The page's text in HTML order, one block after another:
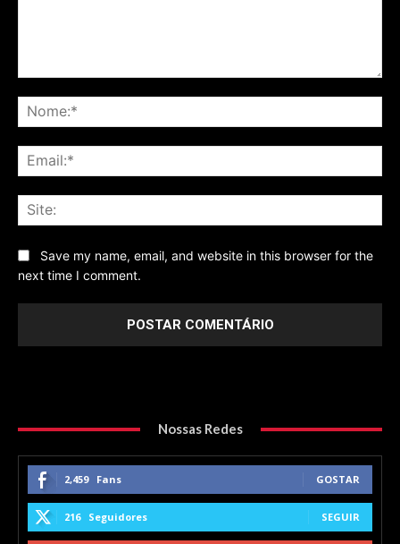
Save my name, email, and website in this browser for the
next time I comment.
Nossas Redes
2,459 Fans GOSTAR
216 Seguidores SEGUIR